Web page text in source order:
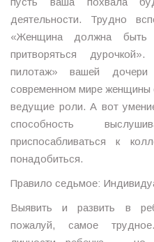
деятельности. Трудно
«Женщина должна быть
притворяться
пилотаж» вашей
современном мире женщины
ведущие роли. А вот
способность
приспосабливаться к
понадобиться.
Правило седьмое:
Выявить и развить в
пожалуй, самое